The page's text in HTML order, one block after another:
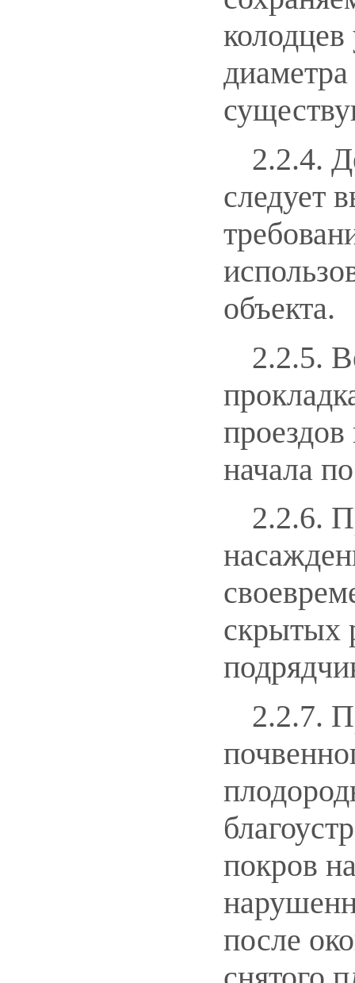
2.2.4.
следует
объекта.
2.2.5.
начала
2.2.6.
скрытых
2.2.7.
покров
после